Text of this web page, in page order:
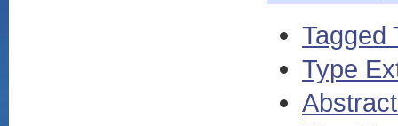
Tagged
Type